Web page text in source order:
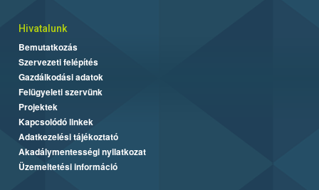
Hivatalunk
Bemutatkozás
Szervezeti felépítés
Gazdálkodási adatok
Felügyeleti szervünk
Projektek
Kapcsolódó linkek
Adatkezelési tájékoztató
Akadálymentességi nyilatkozat
Üzemeltetési információ